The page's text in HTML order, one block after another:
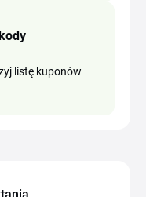
listę kuponów